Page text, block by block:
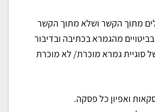
מתוך הקשר ושלא מתוך הקשר
מהגמרא בכתיבה ובדיבור
סוגיית גמרא מוכרת/ לא מוכרת
ואפיון כל פסקה.